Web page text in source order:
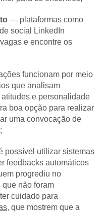
— plataformas como
social LinkedIn
e encontre os
funcionam por meio
que analisam
e personalidade
boa opção para realizar
uma convocação de
possível utilizar sistemas
feedbacks automáticos
progrediu no
não foram
cuidado para
, que mostrem que a